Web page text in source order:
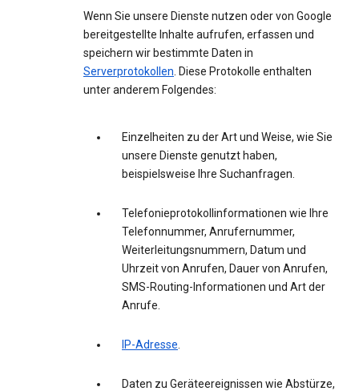
Wenn Sie unsere Dienste nutzen oder von Google
bereitgestellte Inhalte aufrufen, erfassen und
speichern wir bestimmte Daten in
Serverprotokollen. Diese Protokolle enthalten
unter anderem Folgendes:
Einzelheiten zu der Art und Weise, wie Sie
unsere Dienste genutzt haben,
beispielsweise Ihre Suchanfragen.
Telefonieprotokollinformationen wie Ihre
Telefonnummer, Anrufernummer,
Weiterleitungsnummern, Datum und
Uhrzeit von Anrufen, Dauer von Anrufen,
SMS-Routing-Informationen und Art der
Anrufe.
IP-Adresse.
Daten zu Geräteereignissen wie Abstürze,